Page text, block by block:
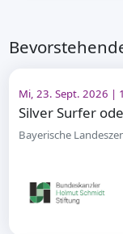
Mi, 23. Sept. 2026 |
Bayerische